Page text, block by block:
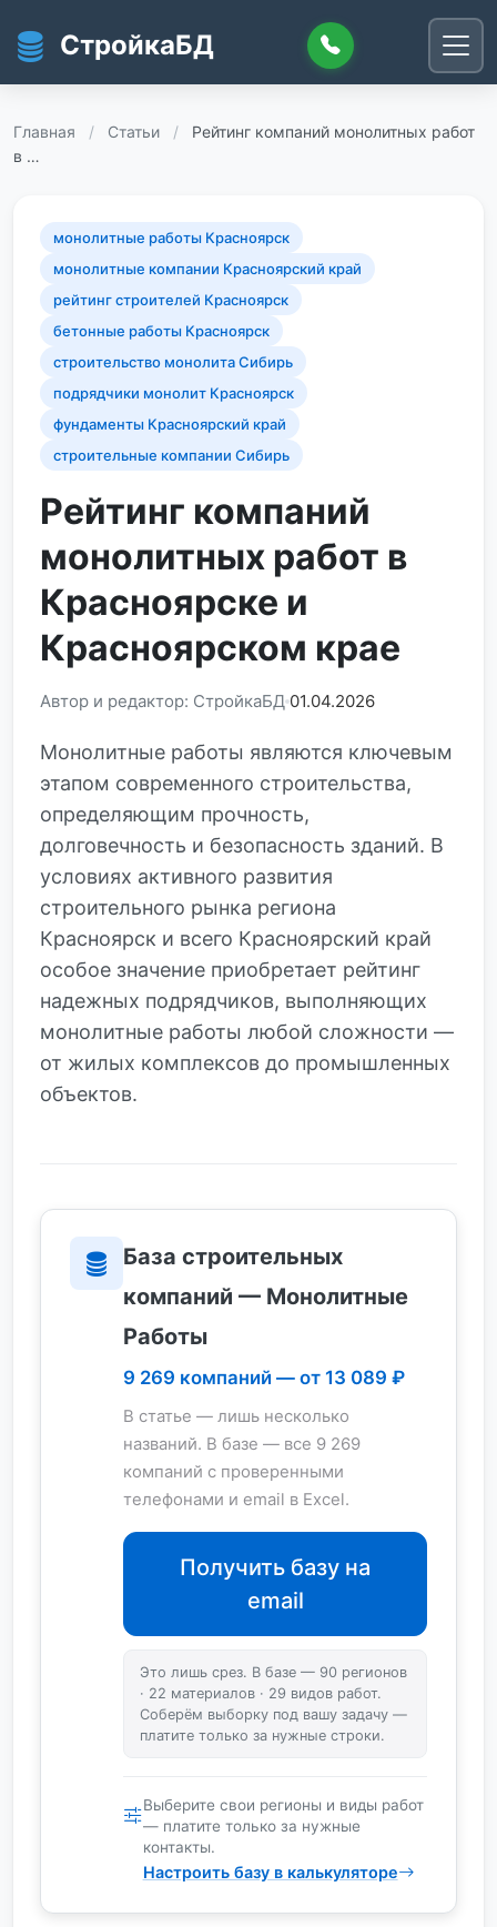
СтройкаБД
Главная / Статьи /
Рейтинг компаний монолитных работ
в …
монолитные работы Красноярск
монолитные компании Красноярский край
рейтинг строителей Красноярск
бетонные работы Красноярск
строительство монолита Сибирь
подрядчики монолит Красноярск
фундаменты Красноярский край
строительные компании Сибирь
Рейтинг компаний
монолитных работ в
Красноярске и
Красноярском крае
Автор и редактор: СтройкаБД 01.04.2026
Монолитные работы являются ключевым
этапом современного строительства,
определяющим прочность,
долговечность и безопасность зданий. В
условиях активного развития
строительного рынка региона
Красноярск и всего Красноярский край
особое значение приобретает рейтинг
надежных подрядчиков, выполняющих
монолитные работы любой сложности —
от жилых комплексов до промышленных
объектов.
База строительных
компаний — Монолитные
Работы
9 269 компаний — от 13 089 ₽
В статье — лишь несколько
названий. В базе — все 9 269
компаний с проверенными
телефонами и email в Excel.
Получить базу на
email
Это лишь срез. В базе — 90 регионов
· 22 материалов · 29 видов работ.
Соберём выборку под вашу задачу —
платите только за нужные строки.
Выберите свои регионы и виды работ
— платите только за нужные
контакты.
Настроить базу в калькуляторе